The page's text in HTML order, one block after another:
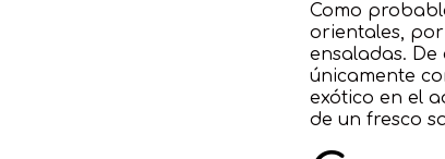
Como
orientales,
ensaladas.
únicamente
exótico en el
de un fresco